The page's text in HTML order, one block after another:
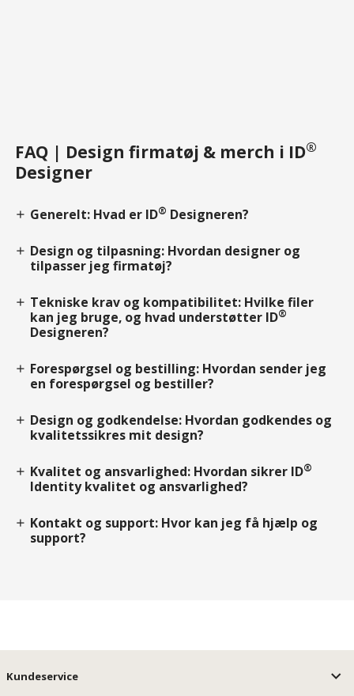
FAQ | Design firmatøj & merch i ID®
Designer
add Generelt: Hvad er ID® Designeren?
add Design og tilpasning: Hvordan designer og
tilpasser jeg firmatøj?
add Tekniske krav og kompatibilitet: Hvilke filer
kan jeg bruge, og hvad understøtter ID®
Designeren?
add Forespørgsel og bestilling: Hvordan sender jeg
en forespørgsel og bestiller?
add Design og godkendelse: Hvordan godkendes og
kvalitetssikres mit design?
add Kvalitet og ansvarlighed: Hvordan sikrer ID®
Identity kvalitet og ansvarlighed?
add Kontakt og support: Hvor kan jeg få hjælp og
support?
Kundeservice